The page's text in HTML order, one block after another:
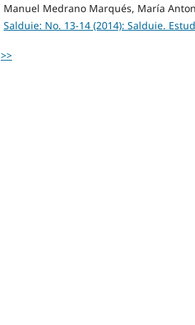
Manuel Medrano Marqués, María
Salduie: No. 13-14 (2014): Salduie.
>>